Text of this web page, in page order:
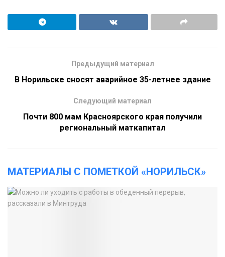
Предыдущий материал
В Норильске сносят аварийное 35-летнее здание
Следующий материал
Почти 800 мам Красноярского края получили
региональный маткапитал
МАТЕРИАЛЫ С ПОМЕТКОЙ «НОРИЛЬСК»